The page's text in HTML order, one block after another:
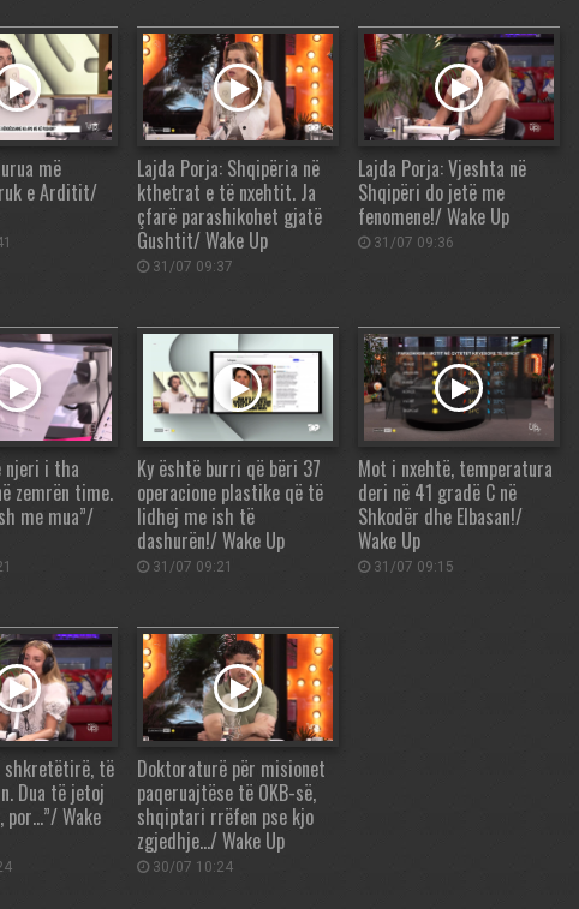
më
e Arditit/
Lajda Porja: Shqipëria në
kthetrat e të nxehtit. Ja
çfarë parashikohet gjatë
Gushtit/ Wake Up
31/07 09:37
Lajda Porja: Vjeshta në
Shqipëri do jetë me
fenomene!/ Wake Up
31/07 09:36
njeri i tha
zemrën time.
me mua”/
Ky është burri që bëri 37
operacione plastike që të
lidhej me ish të
dashurën!/ Wake Up
31/07 09:21
Mot i nxehtë, temperatura
deri në 41 gradë C në
Shkodër dhe Elbasan!/
Wake Up
31/07 09:15
shkretëtirë, të
Dua të jetoj
por…”/ Wake
Doktoraturë për misionet
paqeruajtëse të OKB-së,
shqiptari rrëfen pse kjo
zgjedhje…/ Wake Up
30/07 10:24